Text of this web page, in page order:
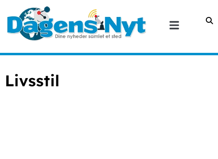
Livsstil